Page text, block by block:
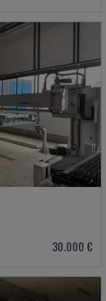
30.000 €